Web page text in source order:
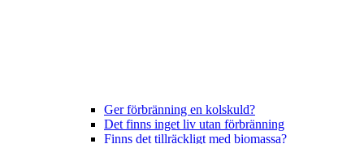
Ger förbränning en kolskuld?
Det finns inget liv utan förbränning
Finns det tillräckligt med biomassa?